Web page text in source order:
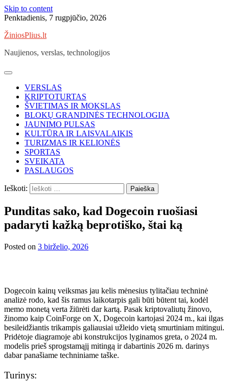
Skip to content
Penktadienis, 7 rugpjūčio, 2026
ŽiniosPlius.lt
Naujienos, verslas, technologijos
VERSLAS
KRIPTOTURTAS
ŠVIETIMAS IR MOKSLAS
BLOKŲ GRANDINĖS TECHNOLOGIJA
JAUNIMO PULSAS
KULTŪRA IR LAISVALAIKIS
TURIZMAS IR KELIONĖS
SPORTAS
SVEIKATA
PASLAUGOS
Ieškoti:
Punditas sako, kad Dogecoin ruošiasi
padaryti kažką beprotiško, štai ką
Posted on 3 birželio, 2026
Dogecoin kainų veiksmas jau kelis mėnesius tylitačiau techninė
analizė rodo, kad šis ramus laikotarpis gali būti būtent tai, kodėl
memo monetą verta žiūrėti dar kartą. Pasak kriptovaliutų žinovo,
žinomo kaip CoinForge on X, Dogecoin kartojasi 2024 m., kai ilgas
besileidžiantis trikampis galiausiai užleido vietą smurtiniam mitingui.
Pridėtoje diagramoje abi konstrukcijos lyginamos greta, o 2024 m.
modelis prieš sprogstamąjį mitingą ir dabartinis 2026 m. darinys
dabar panašiame techniniame taške.
Turinys: